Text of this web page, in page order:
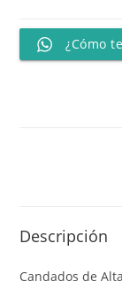
¿Cómo
Descripción
Candados de